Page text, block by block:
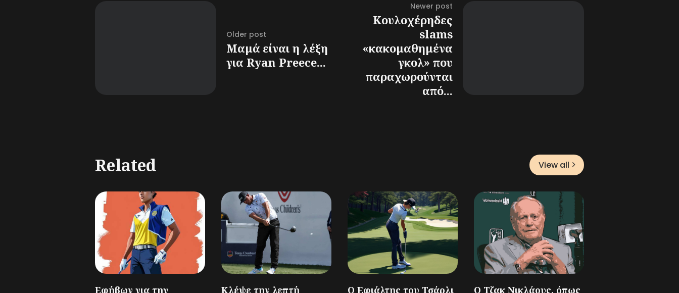
Older post
Μαμά είναι η λέξη
για Ryan Preece...
Newer post
Κουλοχέρηδες
slams
«κακομαθημένα
γκολ» που
παραχωρούνται
από...
Related View all
Εφήβων για την Κλέψε την λεπτή Ο Εφιάλτης του Τσάρλι Ο Τζακ Νικλάους, όπως